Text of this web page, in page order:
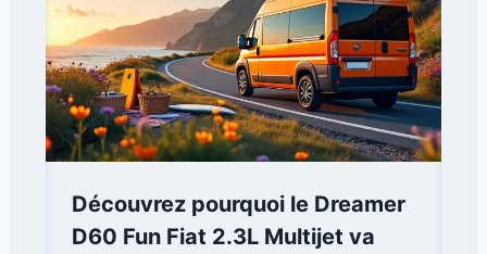
Découvrez pourquoi le Dreamer
D60 Fun Fiat 2.3L Multijet va